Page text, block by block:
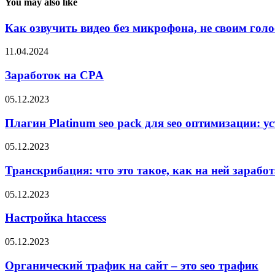
You may also like
Как озвучить видео без микрофона, не своим
11.04.2024
Заработок на CPA
05.12.2023
Плагин Platinum seo pack для seo оптимизации:
05.12.2023
Транскрибация: что это такое, как на ней
05.12.2023
Настройка htaccess
05.12.2023
Органический трафик на сайт – это seo трафик